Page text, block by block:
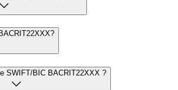
SWIFT/BIC BACRIT22XXX ?